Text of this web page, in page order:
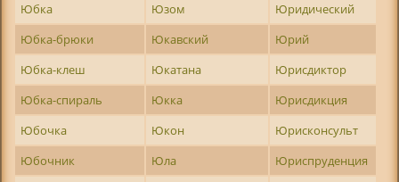
Юбка
Юзом
Юридический
Юбка-брюки
Юкавский
Юрий
Юбка-клеш
Юкатана
Юрисдиктор
Юбка-спираль
Юкка
Юрисдикция
Юбочка
Юкон
Юрисконсульт
Юбочник
Юла
Юриспруденция